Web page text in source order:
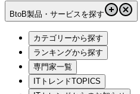
BtoB製品・サービスを探す
カテゴリーから探す
ランキングから探す
専門家一覧
ITトレンドTOPICS